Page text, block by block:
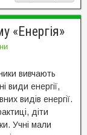
«Енергія»
вивчають
види енергії,
видів енергії.
діти
Учні мали